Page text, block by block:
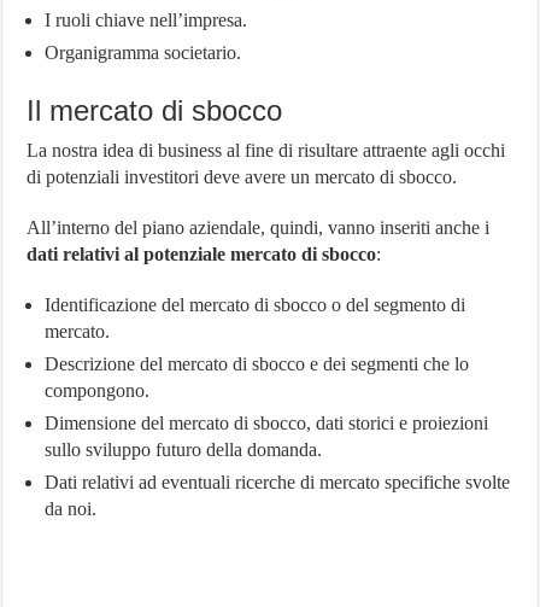
I ruoli chiave nell’impresa.
Organigramma societario.
Il mercato di sbocco
La nostra idea di business al fine di risultare attraente agli occhi
di potenziali investitori deve avere un mercato di sbocco.
All’interno del piano aziendale, quindi, vanno inseriti anche i
dati relativi al potenziale mercato di sbocco:
Identificazione del mercato di sbocco o del segmento di
mercato.
Descrizione del mercato di sbocco e dei segmenti che lo
compongono.
Dimensione del mercato di sbocco, dati storici e proiezioni
sullo sviluppo futuro della domanda.
Dati relativi ad eventuali ricerche di mercato specifiche svolte
da noi.